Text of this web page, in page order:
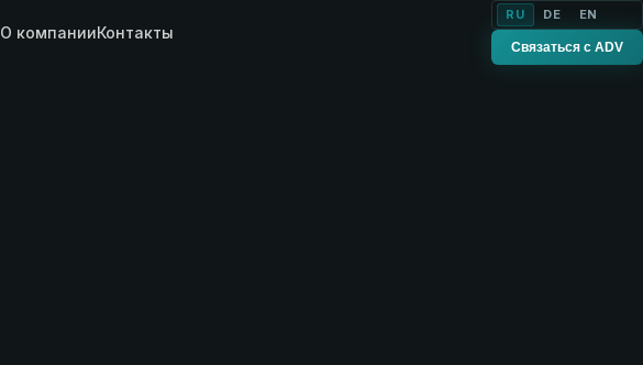
О компанииКонтакты
RU DE EN
Связаться с ADV